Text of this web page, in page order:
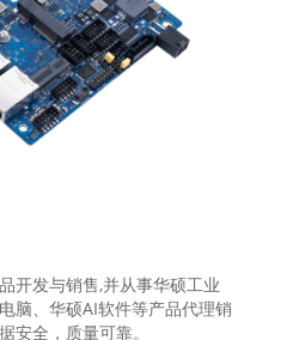
开发与销售,并从事华硕工业
脑、华硕AI软件等产品代理销
安全，质量可靠。